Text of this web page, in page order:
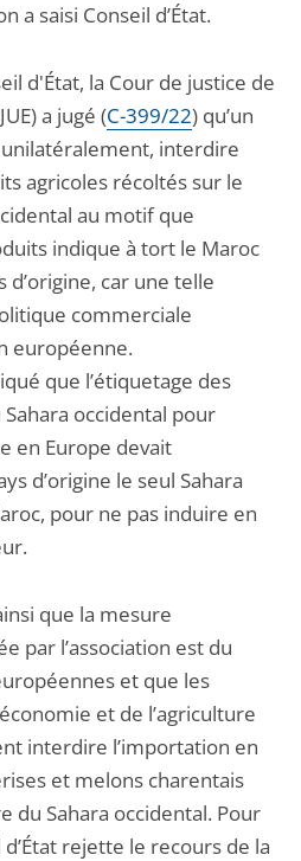
a saisi Conseil d’État.
d'État, la Cour de justice de
a jugé (C-399/22) qu’un
interdire
agricoles récoltés sur le
au motif que
indique à tort le Maroc
car une telle
commerciale
européenne.
que l’étiquetage des
occidental pour
en Europe devait
d’origine le seul Sahara
pour ne pas induire en
que la mesure
par l’association est du
et que les
et de l’agriculture
interdire l’importation en
et melons charentais
du Sahara occidental. Pour
rejette le recours de la